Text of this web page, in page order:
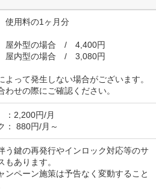
用料の1ヶ月分
型の場合 / 4,400円
場合 / 3,080円
よって発生しない場合がございます。
わせの際にご確認ください。
円/月
： 880円/月～
う鍵の再発行やインロック対応等のサ
もあります。
ンペーン施策は予告なく変動すること